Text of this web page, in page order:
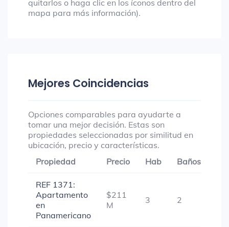
quitarlos o haga clic en los íconos dentro del
mapa para más información).
Mejores Coincidencias
Opciones comparables para ayudarte a
tomar una mejor decisión. Estas son
propiedades seleccionadas por similitud en
ubicación, precio y características.
Propiedad
Precio Hab Baños
REF 1371:
Apartamento
en
Panamericano
$211
M
3 2